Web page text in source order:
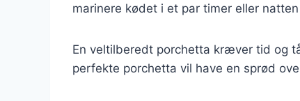
marinere kødet i et par timer eller
En veltilberedt porchetta kræver tid og
perfekte porchetta vil have en sprød